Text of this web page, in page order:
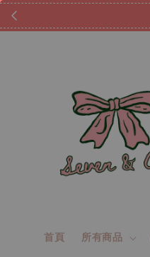
首頁 所有商品